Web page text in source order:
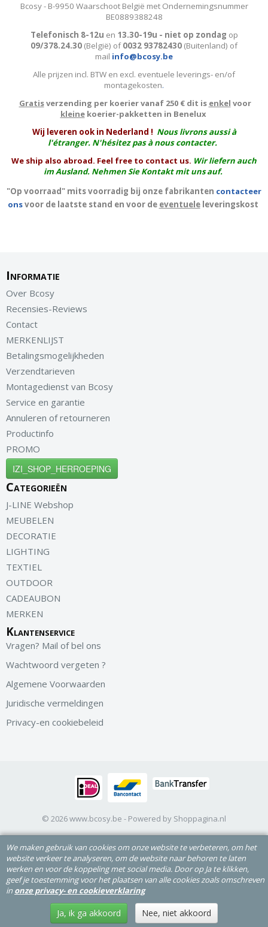
Bcosy - B-9950 Waarschoot België met Ondernemingsnummer
BE0889388248
Telefonisch 8-12u en 13.30-19u - niet op zondag op
09/378.24.30 (België) of0032 93782430 (Buitenland) of
mail info@bcosy.be
Alle prijzen incl. BTW en excl. eventuele leverings- en/of
montagekosten.
Gratisverzending per koerier vanaf 250 € dit is enkel voor
kleinekoerier-pakketten in Benelux
Wij leveren ook in Nederland ! Nous livrons aussi à
l'étranger. N'hésitez pas à nous contacter.
We ship also abroad. Feel free to contact us. Wir liefern auch
im Ausland. Nehmen Sie Kontakt mit uns auf.
"Op voorraad" mits voorradig bij onze fabrikanten contacteer
onsvoor de laatste stand en voor de eventueleleveringskost
Informatie
Over Bcosy
Recensies-Reviews
Contact
MERKENLIJST
Betalingsmogelijkheden
Verzendtarieven
Montagedienst van Bcosy
Service en garantie
Annuleren of retourneren
Productinfo
PROMO
IZI_SHOP_HERROEPING
Categorieën
J-LINE Webshop
MEUBELEN
DECORATIE
LIGHTING
TEXTIEL
OUTDOOR
CADEAUBON
MERKEN
Klantenservice
Vragen? Mail of bel ons
Wachtwoord vergeten ?
Algemene Voorwaarden
Juridische vermeldingen
Privacy-en cookiebeleid
© 2026 www.bcosy.be - Powered by Shoppagina.nl
We maken gebruik van cookies om onze website te verbeteren, om het
website verkeer te analyseren, om de website naar behoren te laten
werken en voor de koppeling met social media. Door op Ja te klikken,
geef je toestemming voor het plaatsen van alle cookies zoals omschreven
in onze privacy- en cookieverklaring
Ja, ik ga akkoord Nee, niet akkoord